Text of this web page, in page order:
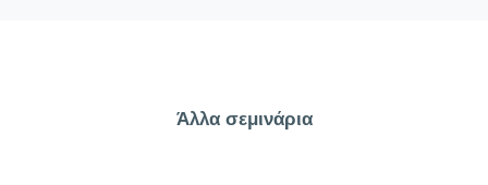
Άλλα σεμινάρια